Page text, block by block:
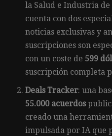
la Salud e Industria de
cuenta con dos
noticias exclusivas y
suscripciones son
con un coste de 599
suscripción completa
Deals Tracker: una
55.000 acuerdos
creado una
impulsada por IA que